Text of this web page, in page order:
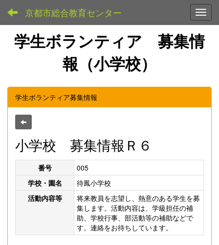
京都市総合教育センター
学生ボランティア 募集情
報（小学校）
学生ボランティア募集情報
小学校 募集情報Ｒ６
番号
005
学校・園名
待鳳小学校
活動内容等
将来教員を志望し、熱意のある学生を募
集します。活動内容は、学級担任の補
助、学校行事、部活動等の補助などで
す。連絡をお待ちしています。